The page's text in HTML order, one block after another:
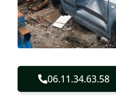
06.11.34.63.58